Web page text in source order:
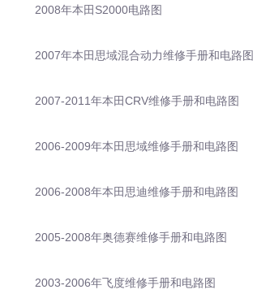
2008年本田S2000电路图
2007年本田思域混合动力维修手册和电路图
2007-2011年本田CRV维修手册和电路图
2006-2009年本田思域维修手册和电路图
2006-2008年本田思迪维修手册和电路图
2005-2008年奥德赛维修手册和电路图
2003-2006年飞度维修手册和电路图